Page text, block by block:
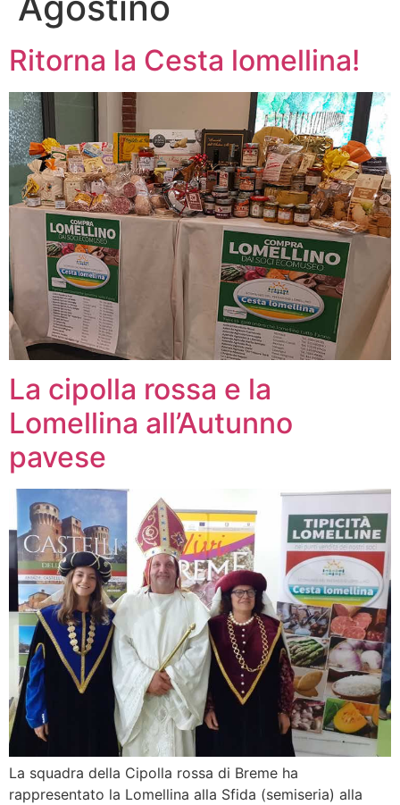
Ritorna la Cesta lomellina!
La cipolla rossa e la
Lomellina all’Autunno
pavese
La squadra della Cipolla rossa di Breme ha
rappresentato la Lomellina alla Sfida (semiseria) alla